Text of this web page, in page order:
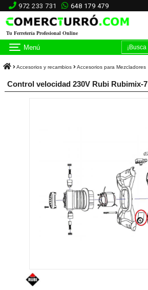
972 233 731 648 179 479
Tu Ferretería Profesional Online
Menú
Accesorios y recambios Accesorios para Mezcladores
Control velocidad 230V Rubi Rubimix-7